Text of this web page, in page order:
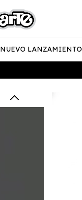
NUEVO LANZAMIENTO